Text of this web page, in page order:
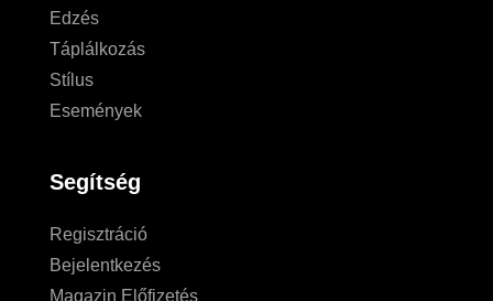
Edzés
Táplálkozás
Stílus
Események
Segítség
Regisztráció
Bejelentkezés
Magazin Előfizetés